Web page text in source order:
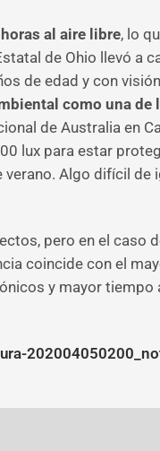
al aire libre, lo
de Ohio llevó a
de edad y con
como una de
de Australia en
lux para estar
Algo difícil de
pero en el caso
coincide con el
y mayor